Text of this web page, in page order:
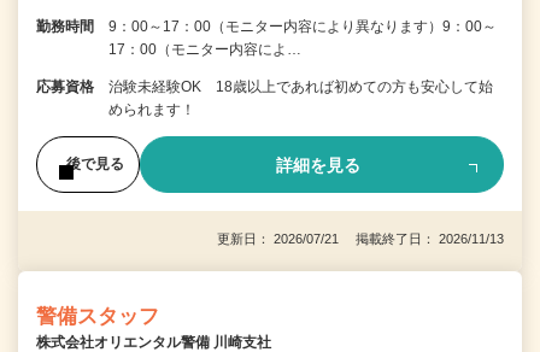
勤務時間
9：00～17：00（モニター内容により異なります）9：00～
17：00（モニター内容によ…
応募資格
治験未経験OK 18歳以上であれば初めての方も安心して始
められます！
後で見る 詳細を見る
更新日： 2026/07/21 掲載終了日： 2026/11/13
警備スタッフ
株式会社オリエンタル警備 川崎支社